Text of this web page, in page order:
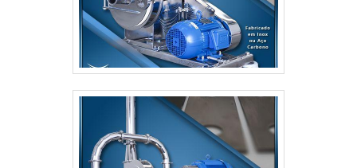
ponta;Equipamentos de última
geração. PARTICULARIDADES SINGULARES DA
EMPRESASomente na Moinhos Vieira existem as
melhores condições para quem deseja achar o que
precisa para moinho industrial. A empresa oferece
opções como moinho de martelo Vieira MCS 280
(5cv) e moinho de martelo Vieira MCD 680a
(60cv).Tudo isso por ser comprometida com os
serviços e altamente qualificada, características